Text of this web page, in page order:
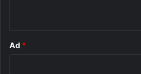
Ad *